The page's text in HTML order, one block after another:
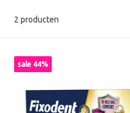
2 producten
sale 44%